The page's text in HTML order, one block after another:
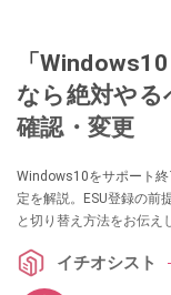
「
なら絶対や
確認・変更
Windows10をサポート
定を解説。ESU登録の前
と切り替え方法をお伝え
イチオシスト